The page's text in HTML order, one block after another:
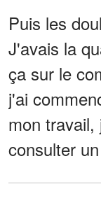
Puis les
J'avais la
ça sur le
j'ai
mon
consulter